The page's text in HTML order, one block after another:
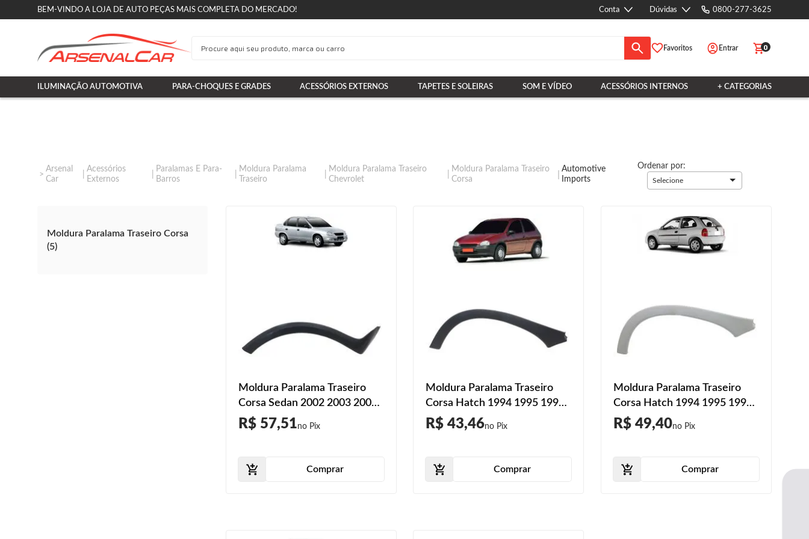
BEM-VINDO A LOJA DE AUTO PEÇAS MAIS COMPLETA DO MERCADO! Conta Dúvidas 0800-277-3625
Favoritos Entrar 0
ILUMINAÇÃO AUTOMOTIVA PARA-CHOQUES E GRADES ACESSÓRIOS EXTERNOS TAPETES E SOLEIRAS SOM E VÍDEO ACESSÓRIOS INTERNOS + CATEGORIAS
Arsenal
Car
Acessórios
Externos
Paralamas E Para-
Barros
Moldura Paralama
Traseiro
Moldura Paralama Traseiro
Chevrolet
Moldura Paralama Traseiro
Corsa
Automotive
Imports
Ordenar por:
Selecione
Moldura Paralama Traseiro Corsa
(5)
Moldura Paralama Traseiro
Corsa Sedan 2002 2003 2004
2005 2006 2007 2008 2009
2010 2011
R$ 57,51
Comprar
Moldura Paralama Traseiro
Corsa Hatch 1994 1995 1996
1997 1998 1999 2000 2001
R$ 43,46
Comprar
Moldura Paralama Traseiro
Corsa Hatch 1994 1995 1996
1997 1998 1999 2000 2001
Primer
R$ 49,40
Comprar